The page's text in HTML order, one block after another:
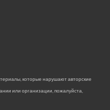
которые нарушают авторские
или организации, пожалуйста,